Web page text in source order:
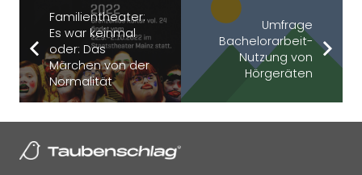
Familientheater:
Es war keinmal
oder: Das
Märchen von der
Normalität
Umfrage
Bachelorarbeit-
Nutzung von
Hörgeräten